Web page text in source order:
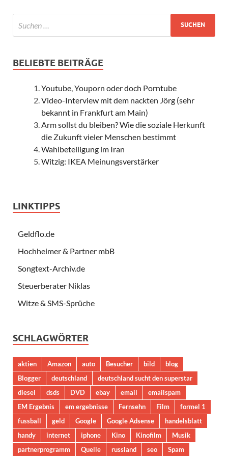
BELIEBTE BEITRÄGE
Youtube, Youporn oder doch Porntube
Video-Interview mit dem nackten Jörg (sehr
bekannt in Frankfurt am Main)
Arm sollst du bleiben? Wie die soziale Herkunft
die Zukunft vieler Menschen bestimmt
Wahlbeteiligung im Iran
Witzig: IKEA Meinungsverstärker
LINKTIPPS
Geldflo.de
Hochheimer & Partner mbB
Songtext-Archiv.de
Steuerberater Niklas
Witze & SMS-Sprüche
SCHLAGWÖRTER
aktien Amazon auto Besucher bild
blog
Blogger
deutschland
deutschland sucht den superstar
diesel
dsds DVD ebay email
emailspam
EM Ergebnis
em ergebnisse Fernsehn Film
formel 1
fussball
geld Google Google Adsense
handelsblatt
handy
internet iphone Kino Kinofilm
Musik
partnerprogramm
Quelle russland seo Spam